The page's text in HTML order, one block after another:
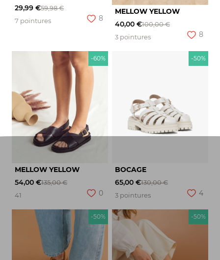
29,99 €59,98 €
7 pointures
8
MELLOW YELLOW
40,00 €100,00 €
3 pointures
8
-60%
MELLOW YELLOW
54,00 €135,00 €
41
0
-50%
BOCAGE
65,00 €130,00 €
3 pointures
4
-50% -50%